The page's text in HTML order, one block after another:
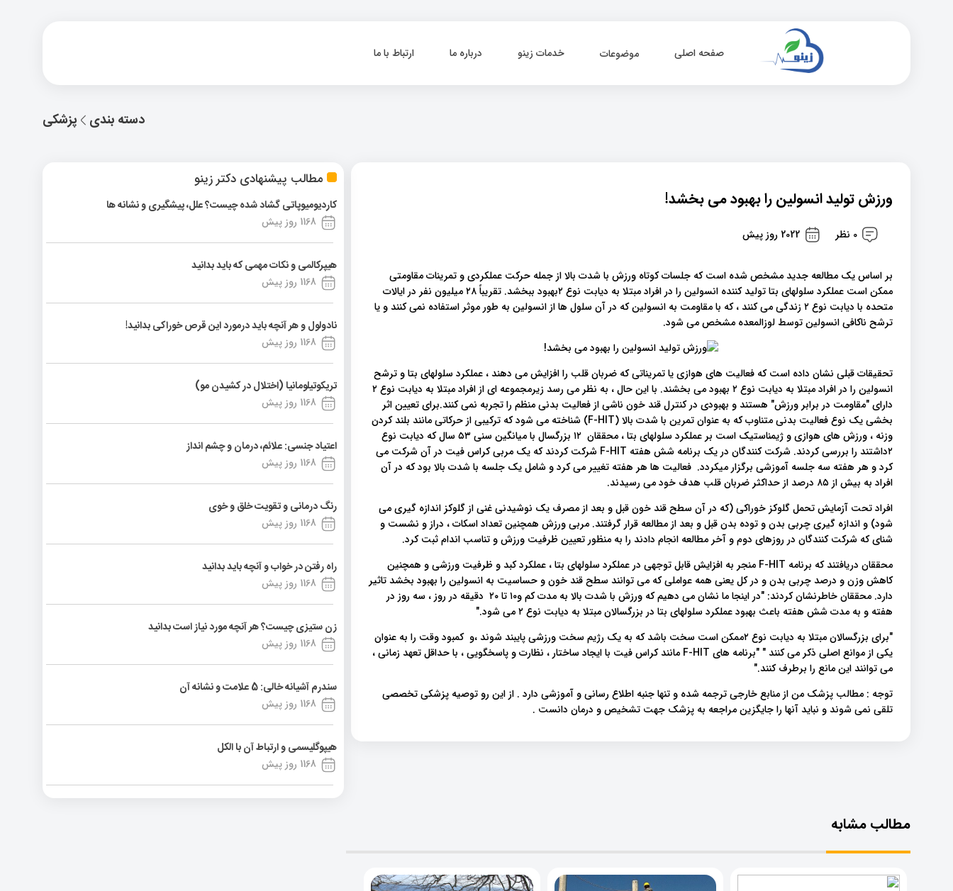
صفحه اصلی موضوعات خدمات زینو درباره ما ارتباط با ما
پزشکی دسته بندی
مطالب پیشنهادی دکتر زینو
کاردیومیوپاتی گشاد شده چیست؟ علل، پیشگیری و نشانه ها
1168 روز پیش
هیپرکالمی و نکات مهمی که باید بدانید
1168 روز پیش
نادولول و هر آنچه باید درمورد این قرص خوراکی بدانید!
1168 روز پیش
تریکوتیلومانیا (اختلال در کشیدن مو)
1168 روز پیش
اعتیاد جنسی: علائم، درمان و چشم انداز
1168 روز پیش
رنگ درمانی و تقویت خلق و خوی
1168 روز پیش
راه رفتن در خواب و آنچه باید بدانید
1168 روز پیش
زن ستیزی چیست؟ هر آنچه مورد نیاز است بدانید
1168 روز پیش
سندرم آشیانه خالی: 5 علامت و نشانه آن
1168 روز پیش
هیپوگلیسمی و ارتباط آن با الکل
1168 روز پیش
ورزش تولید انسولین را بهبود می بخشد!
0 نظر 2022 روز پیش
بر اساس یک مطالعه جدید مشخص شده است که جلسات کوتاه ورزش با شدت بالا از جمله حرکت عملکردی و تمرینات مقاومتی
ممکن است عملکرد سلولهای بتا تولید کننده انسولین را در افراد مبتلا به دیابت نوع ۲بهبود ببخشد. تقریباً ۲۸ میلیون نفر در ایالات
متحده با دیابت نوع ۲ زندگی می کنند ، که با مقاومت به انسولین که در آن سلول ها از انسولین به طور موثر استفاده نمی کنند و یا
ترشح ناکافی انسولین توسط لوزالمعده مشخص می شود.
تحقیقات قبلی نشان داده است که فعالیت های هوازی یا تمریناتی که ضربان قلب را افزایش می دهند ، عملکرد سلولهای بتا و ترشح
انسولین را در افراد مبتلا به دیابت نوع ۲ بهبود می بخشند. با این حال ، به نظر می رسد زیرمجموعه ای از افراد مبتلا به دیابت نوع ۲
دارای "مقاومت در برابر ورزش" هستند و بهبودی در کنترل قند خون ناشی از فعالیت بدنی منظم را تجربه نمی کنند.برای تعیین اثر
بخشی یک نوع فعالیت بدنی متناوب که به عنوان تمرین با شدت بالا (F-HIT) شناخته می شود که ترکیبی از حرکاتی مانند بلند کردن
وزنه ، ورزش های هوازی و ژیمناستیک است بر عملکرد سلولهای بتا ، محققان ‍۱۲ بزرگسال با میانگین سنی ۵۳ سال که دیابت نوع
۲داشتند را بررسی کردند. شرکت کنندگان در یک برنامه شش هفته F-HIT شرکت کردند که یک مربی کراس فیت در آن شرکت می
کرد و هر هفته سه جلسه آموزشی برگزار میکردد. فعالیت ها هر هفته تغییر می کرد و شامل یک جلسه با شدت بالا بود که در آن
افراد به بیش از ۸۵ درصد از حداکثر ضربان قلب هدف خود می رسیدند.
افراد تحت آزمایش تحمل گلوکز خوراکی (که در آن سطح قند خون قبل و بعد از مصرف یک نوشیدنی غنی از گلوکز اندازه گیری می
شود) و اندازه گیری چربی بدن و توده بدن قبل و بعد از مطالعه قرار گرفتند. مربی ورزش همچنین تعداد اسکات ، دراز و نشست و
شنای که شرکت کنندگان در روزهای دوم و آخر مطالعه انجام دادند را به منظور تعیین ظرفیت ورزش و تناسب اندام ثبت کرد.
محققان دریافتند که برنامه F-HIT منجر به افزایش قابل توجهی در عملکرد سلولهای بتا ، عملکرد کبد و ظرفیت ورزشی و همچنین
کاهش وزن و درصد چربی بدن و در کل یعنی همه عواملی که می توانند سطح قند خون و حساسیت به انسولین را بهبود بخشد تاثیر
دارد. محققان خاطرنشان کردند: "در اینجا ما نشان می دهیم که ورزش با شدت بالا به مدت کم و۱۰ تا ۲۰ دقیقه در روز ، سه روز در
هفته و به مدت شش هفته باعث بهبود عملکرد سلولهای بتا در بزرگسالان مبتلا به دیابت نوع ۲ می شود."
"برای بزرگسالان مبتلا به دیابت نوع ۲ممکن است سخت باشد که به یک رژیم سخت ورزشی پایبند شوند ،و کمبود وقت را به عنوان
یکی از موانع اصلی ذکر می کنند " "برنامه های F-HIT مانند کراس فیت با ایجاد ساختار ، نظارت و پاسخگویی ، با حداقل تعهد زمانی ،
می توانند این مانع را برطرف کنند."
توجه : مطالب پزشک من از منابع خارجی ترجمه شده و تنها جنبه اطلاع رسانی و آموزشی دارد . از این رو توصیه پزشکی تخصصی
تلقی نمی شوند و نباید آنها را جایگزین مراجعه به پزشک جهت تشخیص و درمان دانست .
مطالب مشابه